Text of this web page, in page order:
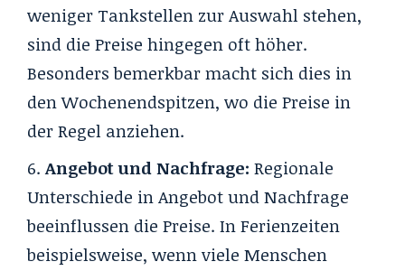
weniger Tankstellen zur Auswahl stehen,
sind die Preise hingegen oft höher.
Besonders bemerkbar macht sich dies in
den Wochenendspitzen, wo die Preise in
der Regel anziehen.
Angebot und Nachfrage: Regionale
Unterschiede in Angebot und Nachfrage
beeinflussen die Preise. In Ferienzeiten
beispielsweise, wenn viele Menschen